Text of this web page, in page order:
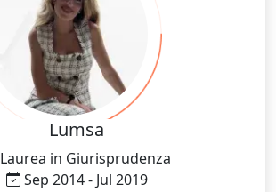
Lumsa
Laurea in Giurisprudenza
Sep 2014 - Jul 2019